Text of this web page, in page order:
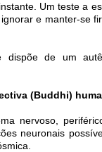
Um teste a
e manter-se
dispõe de um
(Buddhi)
nervoso,
neuronais